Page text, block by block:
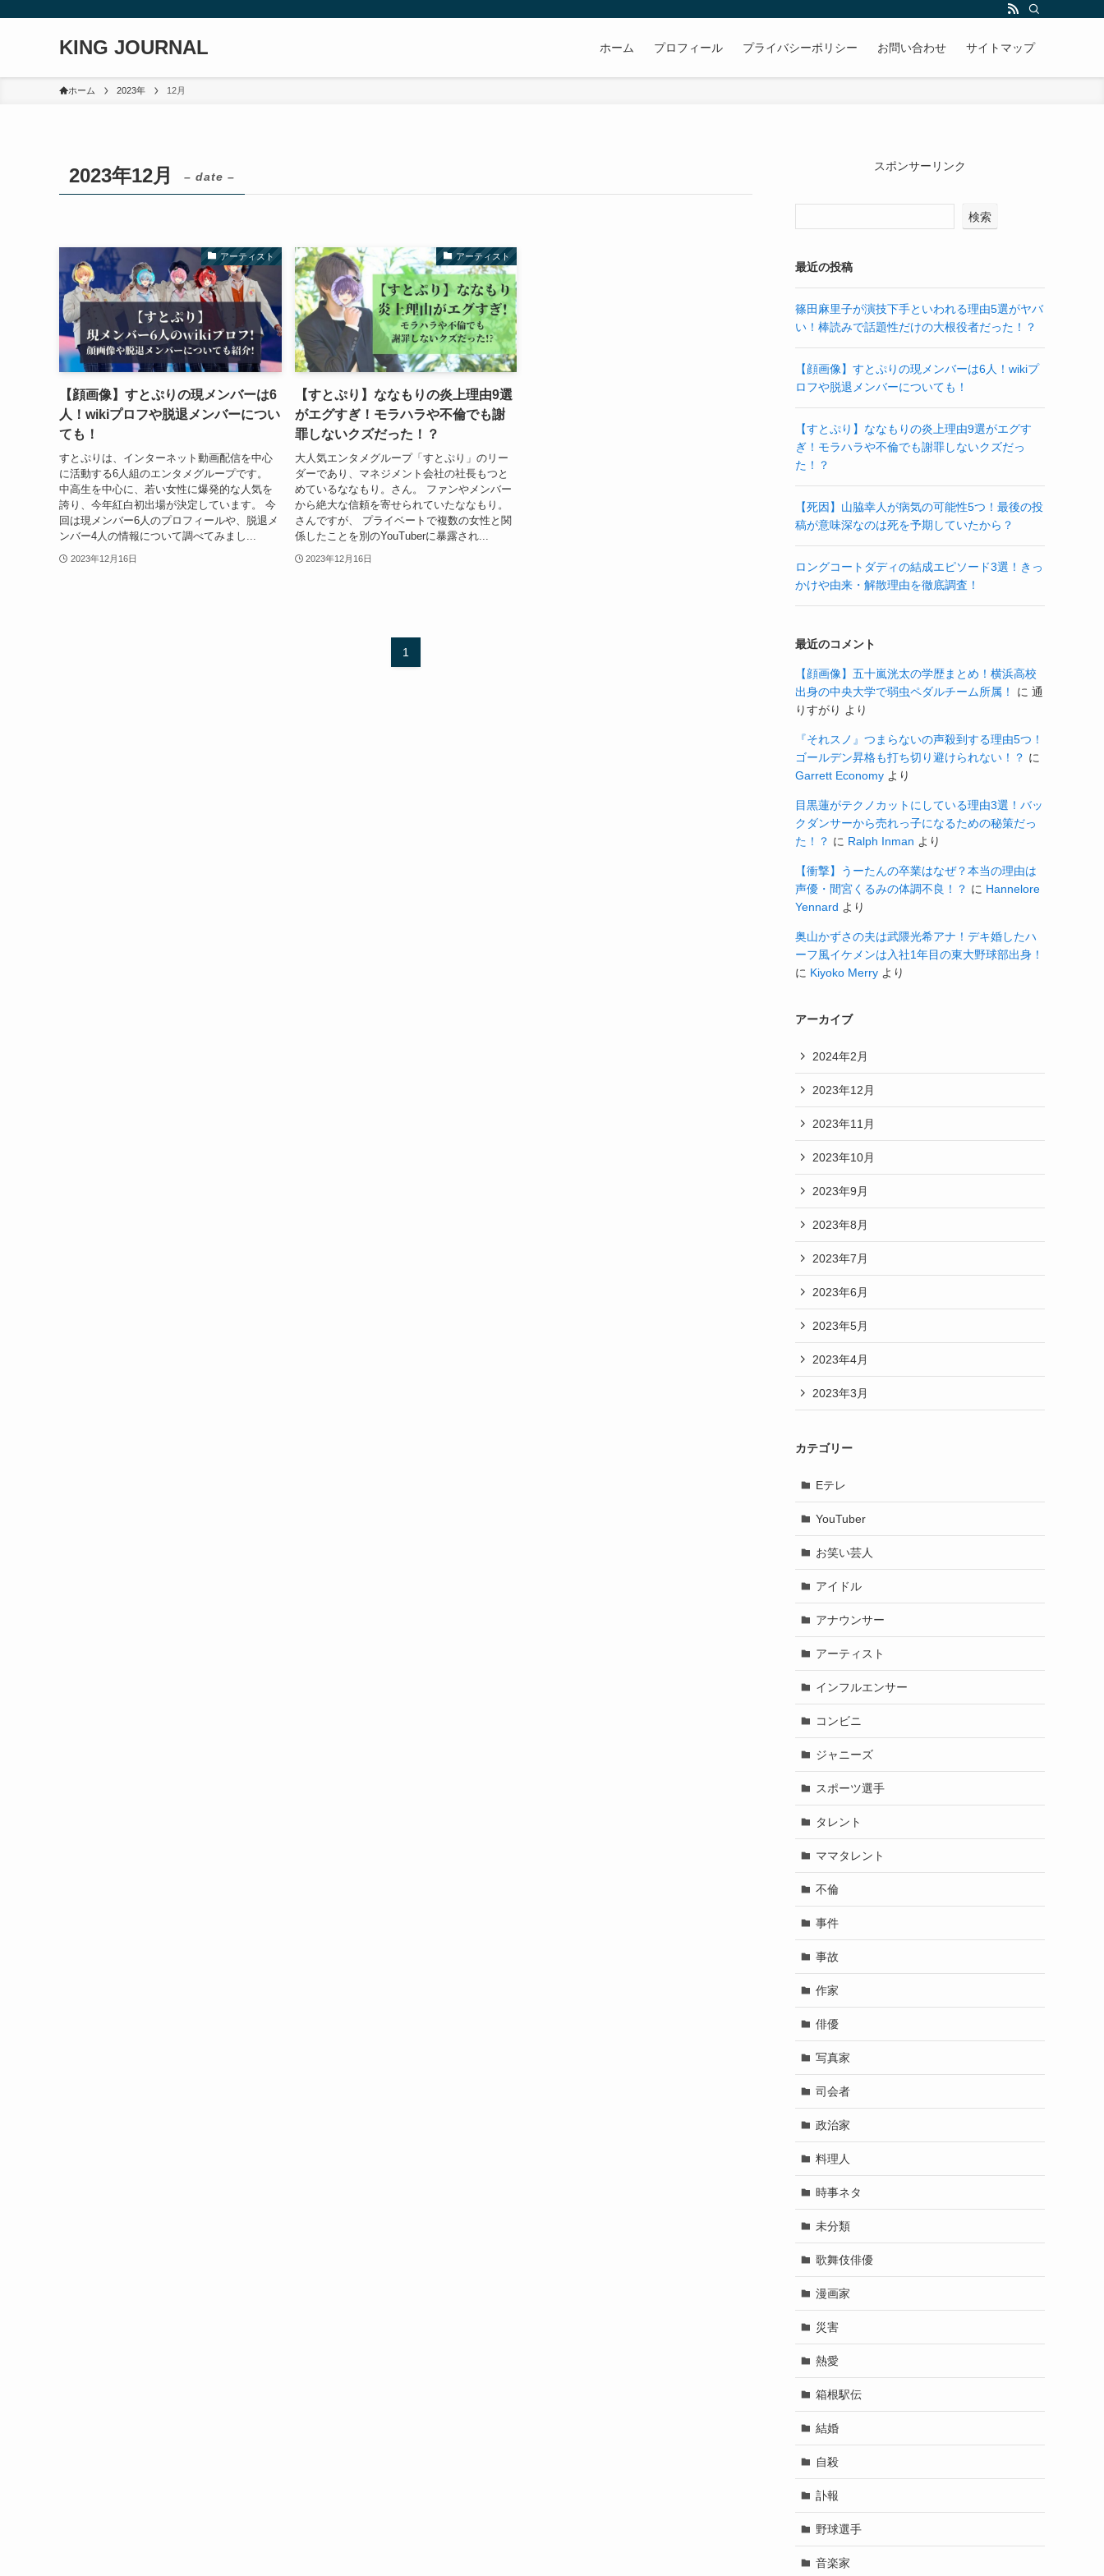
KING JOURNAL ホーム プロフィール プライバシーポリシー お問い合わせ サイトマップ
ホーム 2023年 12月
2023年12月 – date –
アーティスト
【顔画像】すとぷりの現メンバーは6
人！wikiプロフや脱退メンバーについ
ても！
すとぷりは、インターネット動画配信を中心
に活動する6人組のエンタメグループです。
中高生を中心に、若い女性に爆発的な人気を
誇り、今年紅白初出場が決定しています。 今
回は現メンバー6人のプロフィールや、脱退メ
ンバー4人の情報について調べてみまし...
2023年12月16日
アーティスト
【すとぷり】ななもりの炎上理由9選
がエグすぎ！モラハラや不倫でも謝
罪しないクズだった！？
大人気エンタメグループ「すとぷり」のリー
ダーであり、マネジメント会社の社長もつと
めているななもり。さん。 ファンやメンバー
から絶大な信頼を寄せられていたななもり。
さんですが、 プライベートで複数の女性と関
係したことを別のYouTuberに暴露され...
2023年12月16日
1
スポンサーリンク
検索
最近の投稿
篠田麻里子が演技下手といわれる理由5選がヤバ
い！棒読みで話題性だけの大根役者だった！？
【顔画像】すとぷりの現メンバーは6人！wikiプ
ロフや脱退メンバーについても！
【すとぷり】ななもりの炎上理由9選がエグす
ぎ！モラハラや不倫でも謝罪しないクズだっ
た！？
【死因】山脇幸人が病気の可能性5つ！最後の投
稿が意味深なのは死を予期していたから？
ロングコートダディの結成エピソード3選！きっ
かけや由来・解散理由を徹底調査！
最近のコメント
【顔画像】五十嵐洸太の学歴まとめ！横浜高校
出身の中央大学で弱虫ペダルチーム所属！
に 通
りすがり より
『それスノ』つまらないの声殺到する理由5つ！
ゴールデン昇格も打ち切り避けられない！？ に
Garrett Economy より
目黒蓮がテクノカットにしている理由3選！バッ
クダンサーから売れっ子になるための秘策だっ
た！？ に Ralph Inman より
【衝撃】うーたんの卒業はなぜ？本当の理由は
声優・間宮くるみの体調不良！？ に Hannelore
Yennard より
奥山かずさの夫は武隈光希アナ！デキ婚したハ
ーフ風イケメンは入社1年目の東大野球部出身！
に Kiyoko Merry より
アーカイブ
2024年2月
2023年12月
2023年11月
2023年10月
2023年9月
2023年8月
2023年7月
2023年6月
2023年5月
2023年4月
2023年3月
カテゴリー
Eテレ
YouTuber
お笑い芸人
アイドル
アナウンサー
アーティスト
インフルエンサー
コンビニ
ジャニーズ
スポーツ選手
タレント
ママタレント
不倫
事件
事故
作家
俳優
写真家
司会者
政治家
料理人
時事ネタ
未分類
歌舞伎俳優
漫画家
災害
熱愛
箱根駅伝
結婚
自殺
訃報
野球選手
音楽家